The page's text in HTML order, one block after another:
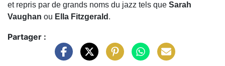
et repris par de grands noms du jazz tels que Sarah
Vaughan ou Ella Fitzgerald .
Partager :